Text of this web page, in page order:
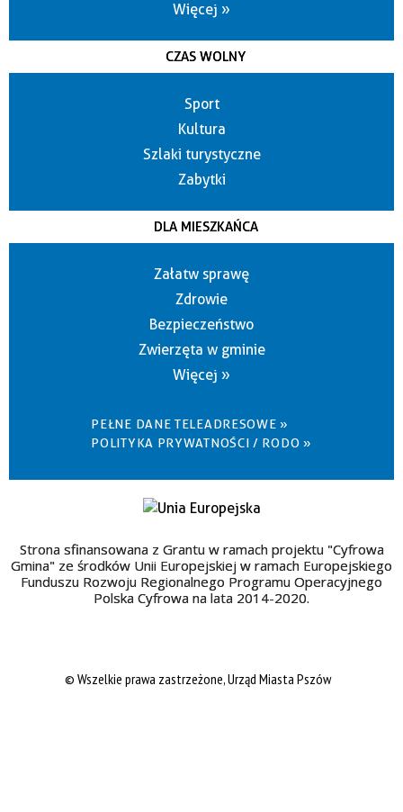
Więcej »
CZAS WOLNY
Sport
Kultura
Szlaki turystyczne
Zabytki
DLA MIESZKAŃCA
Załatw sprawę
Zdrowie
Bezpieczeństwo
Zwierzęta w gminie
Więcej »
PEŁNE DANE TELEADRESOWE »
POLITYKA PRYWATNOŚCI / RODO »
Strona sfinansowana z Grantu w ramach projektu "Cyfrowa
Gmina" ze środków Unii Europejskiej w ramach Europejskiego
Funduszu Rozwoju Regionalnego Programu Operacyjnego
Polska Cyfrowa na lata 2014-2020.
© Wszelkie prawa zastrzeżone, Urząd Miasta Pszów